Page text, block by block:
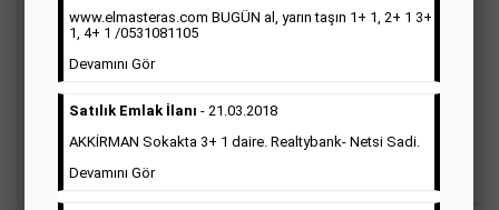
vefat ilanı anma ilan, başsağlığı ilanı, teşekkür ilanı vb. ilan
türleri toplanmaktadır. Ticari amaç gütmeyen bu ilan çeşidin
de fiyatlandırma ilanın kapladığı alan üzerinden fiyatlandırılır.
Diğer çerçeveli ilanlara göre daha ekonomiktir.
Detaylı Bilgi & İlan Örnekleri
www.elmasteras.com BUGÜN al, yarın taşın 1+ 1, 2+ 1 3+
1, 4+ 1 /0531081105
Devamını Gör
Satılık Emlak İlanı - 21.03.2018
AKKİRMAN Sokakta 3+ 1 daire. Realtybank- Netsi Sadi.
Devamını Gör